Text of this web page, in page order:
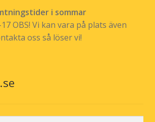
i sommar
OBS! Vi kan vara på plats även
oss så löser vi!